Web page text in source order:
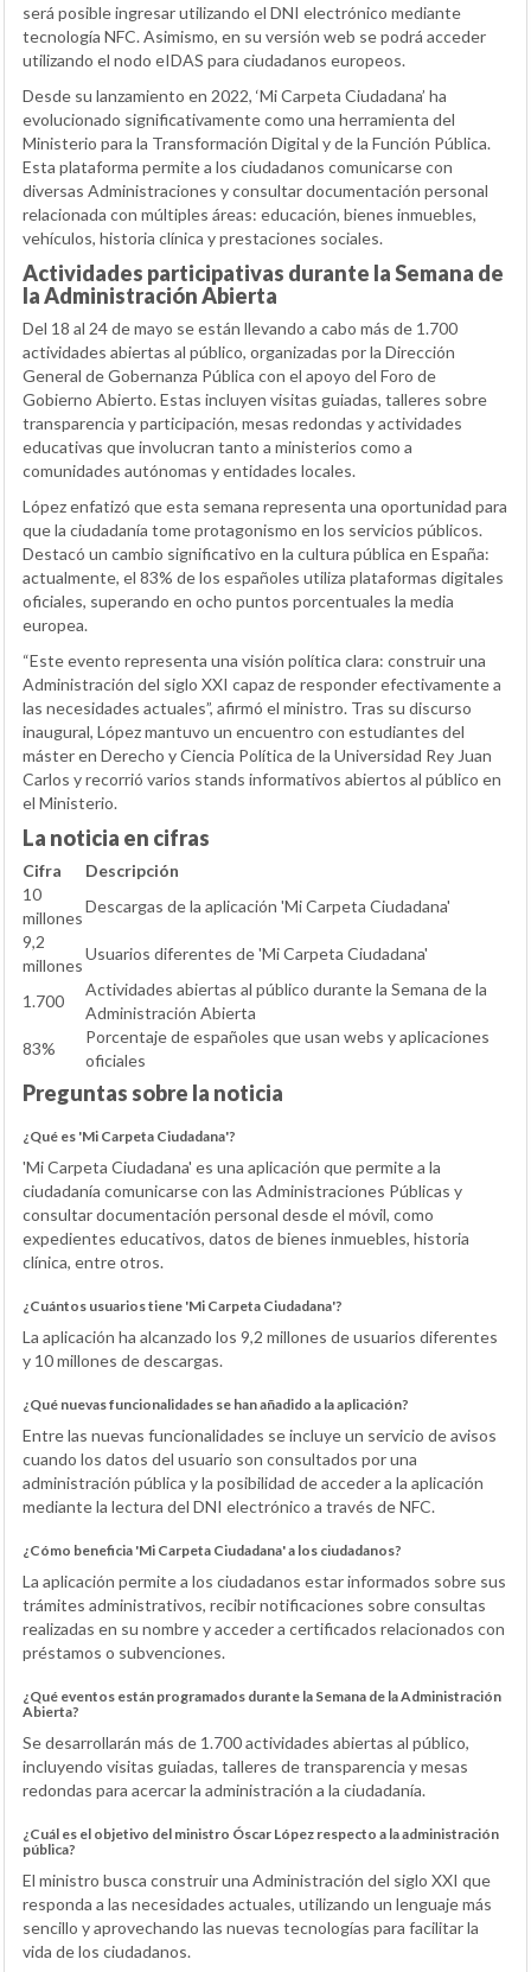
será posible ingresar utilizando el DNI electrónico mediante
tecnología NFC. Asimismo, en su versión web se podrá acceder
utilizando el nodo eIDAS para ciudadanos europeos.
Desde su lanzamiento en 2022, ‘Mi Carpeta Ciudadana’ ha
evolucionado significativamente como una herramienta del
Ministerio para la Transformación Digital y de la Función Pública.
Esta plataforma permite a los ciudadanos comunicarse con
diversas Administraciones y consultar documentación personal
relacionada con múltiples áreas: educación, bienes inmuebles,
vehículos, historia clínica y prestaciones sociales.
Actividades participativas durante la Semana de
la Administración Abierta
Del 18 al 24 de mayo se están llevando a cabo más de 1.700
actividades abiertas al público, organizadas por la Dirección
General de Gobernanza Pública con el apoyo del Foro de
Gobierno Abierto. Estas incluyen visitas guiadas, talleres sobre
transparencia y participación, mesas redondas y actividades
educativas que involucran tanto a ministerios como a
comunidades autónomas y entidades locales.
López enfatizó que esta semana representa una oportunidad para
que la ciudadanía tome protagonismo en los servicios públicos.
Destacó un cambio significativo en la cultura pública en España:
actualmente, el 83% de los españoles utiliza plataformas digitales
oficiales, superando en ocho puntos porcentuales la media
europea.
“Este evento representa una visión política clara: construir una
Administración del siglo XXI capaz de responder efectivamente a
las necesidades actuales”, afirmó el ministro. Tras su discurso
inaugural, López mantuvo un encuentro con estudiantes del
máster en Derecho y Ciencia Política de la Universidad Rey Juan
Carlos y recorrió varios stands informativos abiertos al público en
el Ministerio.
La noticia en cifras
Cifra
Descripción
10
millones
Descargas de la aplicación 'Mi Carpeta Ciudadana'
9,2
millones
Usuarios diferentes de 'Mi Carpeta Ciudadana'
1.700
Actividades abiertas al público durante la Semana de la
Administración Abierta
83%
Porcentaje de españoles que usan webs y aplicaciones
oficiales
Preguntas sobre la noticia
¿Qué es 'Mi Carpeta Ciudadana'?
'Mi Carpeta Ciudadana' es una aplicación que permite a la
ciudadanía comunicarse con las Administraciones Públicas y
consultar documentación personal desde el móvil, como
expedientes educativos, datos de bienes inmuebles, historia
clínica, entre otros.
¿Cuántos usuarios tiene 'Mi Carpeta Ciudadana'?
La aplicación ha alcanzado los 9,2 millones de usuarios diferentes
y 10 millones de descargas.
¿Qué nuevas funcionalidades se han añadido a la aplicación?
Entre las nuevas funcionalidades se incluye un servicio de avisos
cuando los datos del usuario son consultados por una
administración pública y la posibilidad de acceder a la aplicación
mediante la lectura del DNI electrónico a través de NFC.
¿Cómo beneficia 'Mi Carpeta Ciudadana' a los ciudadanos?
La aplicación permite a los ciudadanos estar informados sobre sus
trámites administrativos, recibir notificaciones sobre consultas
realizadas en su nombre y acceder a certificados relacionados con
préstamos o subvenciones.
¿Qué eventos están programados durante la Semana de la Administración
Abierta?
Se desarrollarán más de 1.700 actividades abiertas al público,
incluyendo visitas guiadas, talleres de transparencia y mesas
redondas para acercar la administración a la ciudadanía.
¿Cuál es el objetivo del ministro Óscar López respecto a la administración
pública?
El ministro busca construir una Administración del siglo XXI que
responda a las necesidades actuales, utilizando un lenguaje más
sencillo y aprovechando las nuevas tecnologías para facilitar la
vida de los ciudadanos.